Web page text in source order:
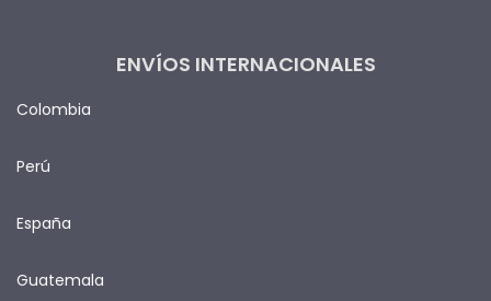
ENVÍOS INTERNACIONALES
Colombia
Perú
España
Guatemala